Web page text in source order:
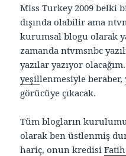
Miss Turkey 2009 belki
dışında olabilir ama
kurumsal blogu olarak
zamanda ntvmsnbc
yazılar yazıyor
yeşillenmesiyle beraber,
görücüye çıkacak.
Tüm blogların kurulumu
olarak ben üstlenmiş
hariç, onun kredisi